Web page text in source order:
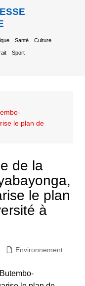
Santé Culture
Sport
le plan de
de la
le plan
à
Environnement